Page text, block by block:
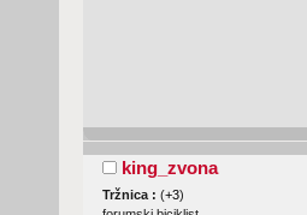
king_zvona
Tržnica : (+3)